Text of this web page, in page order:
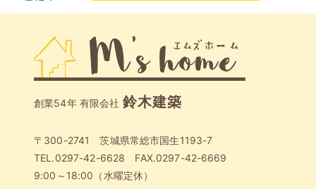
創業54年 有限会社 鈴木建築
〒300-2741 茨城県常総市国生1193-7
TEL.0297-42-6628 FAX.0297-42-6669
9:00～18:00（水曜定休）